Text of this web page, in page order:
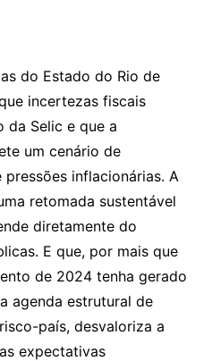
do Estado do Rio de
incertezas fiscais
da Selic e que a
um cenário de
inflacionárias. A
retomada sustentável
diretamente do
E que, por mais que
de 2024 tenha gerado
agenda estrutural de
país, desvaloriza a
expectativas